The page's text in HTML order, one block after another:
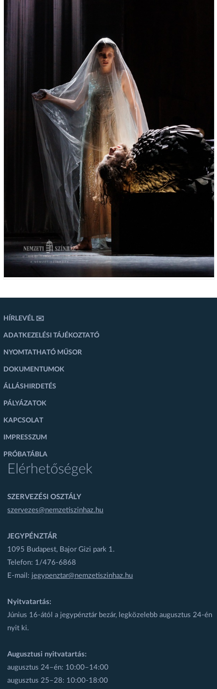
HÍRLEVÉL ✉️
ADATKEZELÉSI TÁJÉKOZTATÓ
NYOMTATHATÓ MŰSOR
DOKUMENTUMOK
ÁLLÁSHIRDETÉS
PÁLYÁZATOK
KAPCSOLAT
IMPRESSZUM
PRÓBATÁBLA
Elérhetőségek
SZERVEZÉSI OSZTÁLY
szervezes@nemzetiszinhaz.hu
JEGYPÉNZTÁR
1095 Budapest, Bajor Gizi park 1.
Telefon: 1/476-6868
E-mail: jegypenztar@nemzetiszinhaz.hu
Nyitvatartás:
Június 16-ától a jegypénztár bezár, legközelebb augusztus 24-én
nyit ki.
Augusztusi nyitvatartás:
augusztus 24–én: 10:00–14:00
augusztus 25–28: 10:00-18:00